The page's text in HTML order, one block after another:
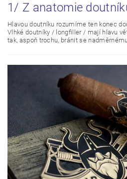
1/ Z anatomie
Hlavou doutníku rozumíme ten konec
Vlhké doutníky / longfiller / mají hlavu
tak, aspoň trochu, bránit se